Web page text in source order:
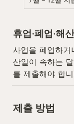
휴업·폐업·해
사업을 폐업하거
산일이 속하는
를 제출해야 합
제출 방법